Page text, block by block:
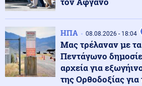
Κοινωνία
Συγκλονιστικό τροχαίο:
μηχανή αστυνομικών της ΔΙΑΣ
Ένοπλες Συρράξεις 08.08.2026 -
ΗΠΑ 08.08.2026 - 18:04
Μας τρέλαναν με
Πεντάγωνο
αρχεία για
της Ορθοδοξίας